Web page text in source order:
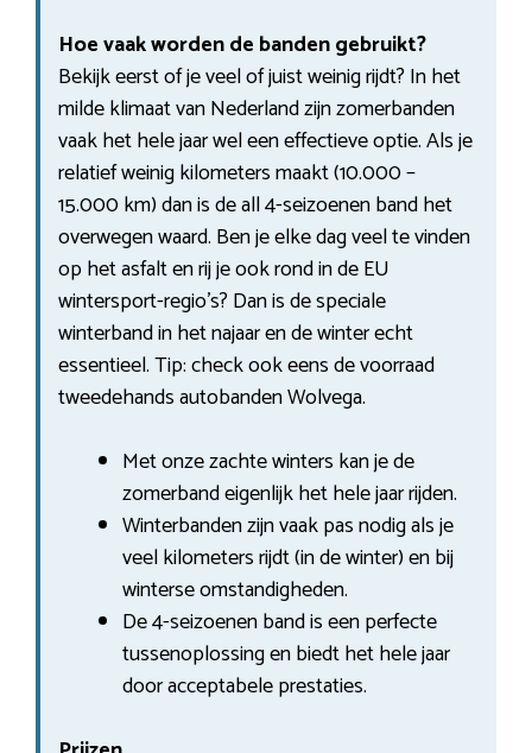
Hoe vaak worden de banden gebruikt?
Bekijk eerst of je veel of juist weinig rijdt? In het
milde klimaat van Nederland zijn zomerbanden
vaak het hele jaar wel een effectieve optie. Als je
relatief weinig kilometers maakt (10.000 –
15.000 km) dan is de all 4-seizoenen band het
overwegen waard. Ben je elke dag veel te vinden
op het asfalt en rij je ook rond in de EU
wintersport-regio’s? Dan is de speciale
winterband in het najaar en de winter echt
essentieel. Tip: check ook eens de voorraad
tweedehands autobanden Wolvega.
Met onze zachte winters kan je de
zomerband eigenlijk het hele jaar rijden.
Winterbanden zijn vaak pas nodig als je
veel kilometers rijdt (in de winter) en bij
winterse omstandigheden.
De 4-seizoenen band is een perfecte
tussenoplossing en biedt het hele jaar
door acceptabele prestaties.